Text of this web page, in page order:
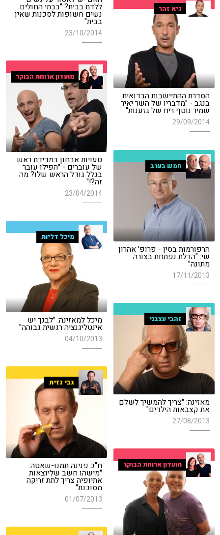
ללדת בבית? "בבתי החולים
נשים חשופות לסכנות שאין
בבית"
23/10/2014
גיא זהר
הסדרת ההתיישבות הבדואית
בנגב - "מדבריו של השר יאיר
שמיר נוטף ריח של גזענות"
29/09/2014
מועדון ארוחת הבוקר
טעויות אבחון במדידת ראש
של עוברים - "הפילו עובר
בגלל גודל הראש שלו? מה
זה?!"
23/04/2014
חמש בערב
הרפורמות בסין - פרופ' אהרון
שי: "הדלת נפתחת בצורה
מתונה"
17/11/2013
מיכל דליות
מיכל למאזינה: "לבנך יש
אינטליגנציה רגשית גבוהה"
04/10/2013
זהבי עצבני
מאזינה: "צריך להמשיך לשלם
את קצבאות הילדים"
27/08/2013
גבי גזית
ח"כ פנינה תמנו-שאטה:
"מישהו חשב שליוצאות
אתיופיה צריך לתת זריקה
מסוכנת"
01/07/2013
מועדון ארוחת הבוקר